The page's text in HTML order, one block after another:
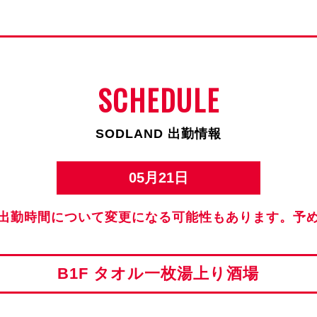
SCHEDULE
SODLAND 出勤情報
05月21日
勤時間について変更になる可能性もあります。予
B1F タオル一枚湯上り酒場